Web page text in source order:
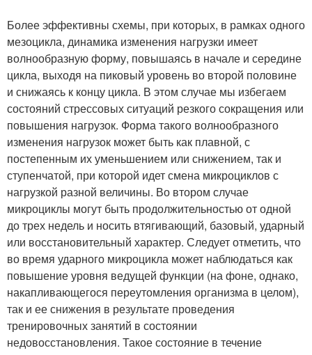
Более эффективны схемы, при которых, в рамках одного
мезоцикла, динамика изменения нагрузки имеет
волнообразную форму, повышаясь в начале и середине
цикла, выходя на пиковый уровень во второй половине
и снижаясь к концу цикла. В этом случае мы избегаем
состояний стрессовых ситуаций резкого сокращения или
повышения нагрузок. Форма такого волнообразного
изменения нагрузок может быть как плавной, с
постепенным их уменьшением или снижением, так и
ступенчатой, при которой идет смена микроциклов с
нагрузкой разной величины. Во втором случае
микроциклы могут быть продолжительностью от одной
до трех недель и носить втягивающий, базовый, ударный
или восстановительный характер. Следует отметить, что
во время ударного микроцикла может наблюдаться как
повышение уровня ведущей функции (на фоне, однако,
накапливающегося переутомления организма в целом),
так и ее снижения в результате проведения
тренировочных занятий в состоянии
недовосстановления. Такое состояние в течение